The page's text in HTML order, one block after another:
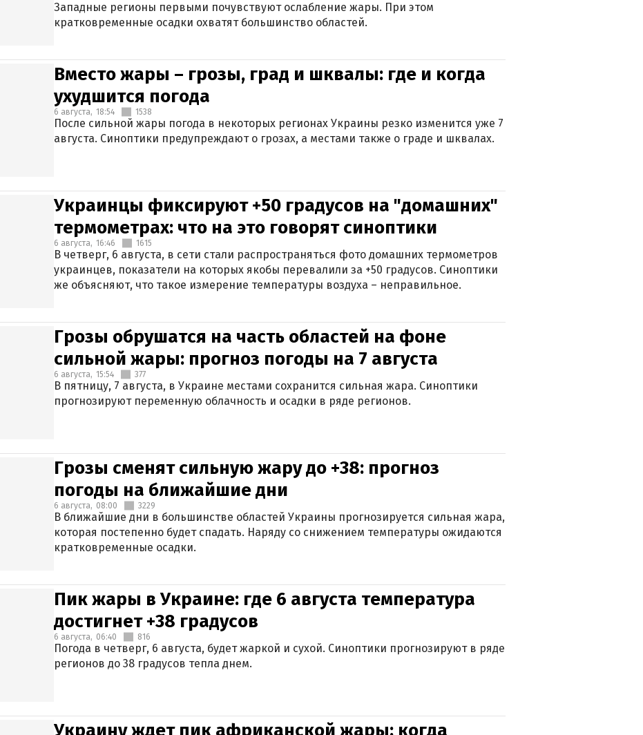
Западные регионы первыми почувствуют ослабление жары. При этом
кратковременные осадки охватят большинство областей.
Вместо жары – грозы, град и шквалы: где и когда
ухудшится погода
6 августа, 18:54 1538
После сильной жары погода в некоторых регионах Украины резко изменится уже 7
августа. Синоптики предупреждают о грозах, а местами также о граде и шквалах.
Украинцы фиксируют +50 градусов на "домашних"
термометрах: что на это говорят синоптики
6 августа, 16:46 1615
В четверг, 6 августа, в сети стали распространяться фото домашних термометров
украинцев, показатели на которых якобы перевалили за +50 градусов. Синоптики
же объясняют, что такое измерение температуры воздуха – неправильное.
Грозы обрушатся на часть областей на фоне
сильной жары: прогноз погоды на 7 августа
6 августа, 15:54 377
В пятницу, 7 августа, в Украине местами сохранится сильная жара. Синоптики
прогнозируют переменную облачность и осадки в ряде регионов.
Грозы сменят сильную жару до +38: прогноз
погоды на ближайшие дни
6 августа, 08:00 3229
В ближайшие дни в большинстве областей Украины прогнозируется сильная жара,
которая постепенно будет спадать. Наряду со снижением температуры ожидаются
кратковременные осадки.
Пик жары в Украине: где 6 августа температура
достигнет +38 градусов
6 августа, 06:40 816
Погода в четверг, 6 августа, будет жаркой и сухой. Синоптики прогнозируют в ряде
регионов до 38 градусов тепла днем.
Украину ждет пик африканской жары: когда